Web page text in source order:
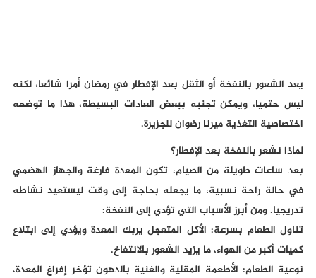
يعد الشعور بالنفخة أو الثقل بعد الإفطار في رمضان أمرا شائعا، لكنه
ليس حتميا، ويمكن تجنبه ببعض العادات البسيطة، هذا ما توضحه
اختصاصية التغذية ميرنا رضوان للجزيرة.
لماذا نشعر بالنفخة بعد الإفطار؟
بعد ساعات طويلة من الصيام، تكون المعدة فارغة والجهاز الهضمي
في حالة راحة نسبية، ما يجعله بحاجة إلى وقت ليستعيد نشاطه
تدريجيا. ومن أبرز الأسباب التي تؤدي إلى النفخة:
تناول الطعام بسرعة: الأكل المتعجل يربك المعدة ويؤدي إلى ابتلاع
كميات أكبر من الهواء، ما يزيد الشعور بالانتفاخ.
نوعية الطعام: الأطعمة المقلية والغنية بالدهون تؤخر إفراغ المعدة،